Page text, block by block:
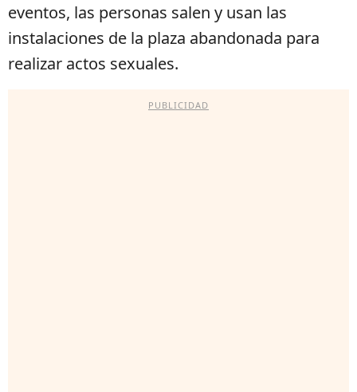
eventos, las personas salen y usan las
instalaciones de la plaza abandonada para
realizar actos sexuales.
PUBLICIDAD